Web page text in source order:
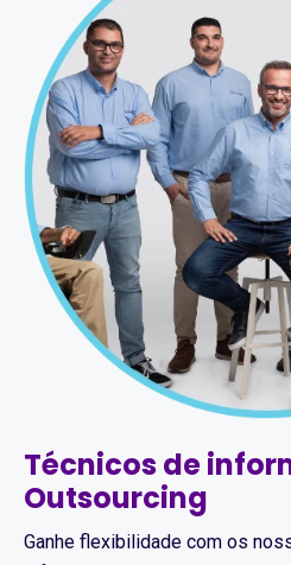
Técnicos de
Outsourcing
Ganhe flexibilidade com os